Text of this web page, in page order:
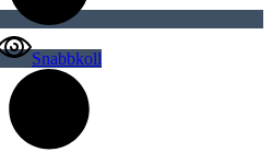
Snabbkoll